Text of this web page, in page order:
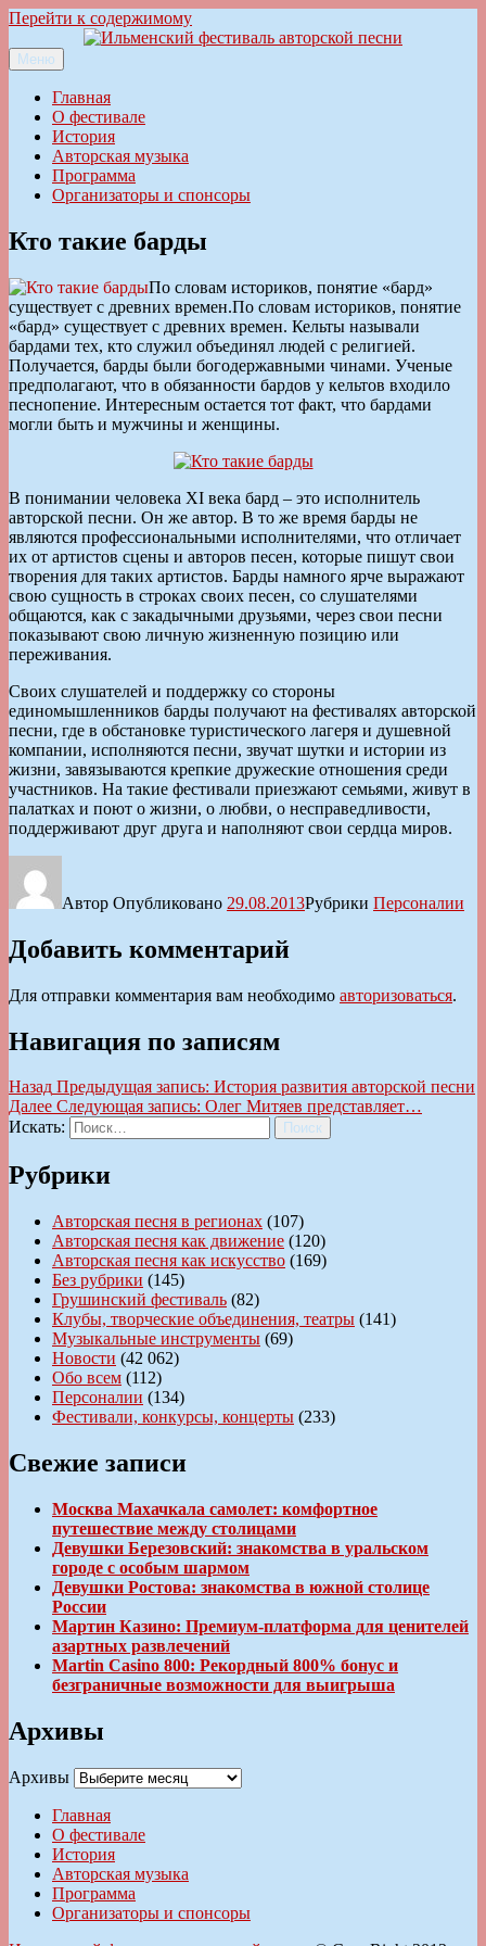
Перейти к содержимому
Ильменский фестиваль авторской песни
Меню
Главная
О фестивале
История
Авторская музыка
Программа
Организаторы и спонсоры
Кто такие барды
По словам историков, понятие «бард»
существует с древних времен.По словам историков, понятие
«бард» существует с древних времен. Кельты называли
бардами тех, кто служил объединял людей с религией.
Получается, барды были богодержавными чинами. Ученые
предполагают, что в обязанности бардов у кельтов входило
песнопение. Интересным остается тот факт, что бардами
могли быть и мужчины и женщины.
В понимании человека ХI века бард – это исполнитель
авторской песни. Он же автор. В то же время барды не
являются профессиональными исполнителями, что отличает
их от артистов сцены и авторов песен, которые пишут свои
творения для таких артистов. Барды намного ярче выражают
свою сущность в строках своих песен, со слушателями
общаются, как с закадычными друзьями, через свои песни
показывают свою личную жизненную позицию или
переживания.
Своих слушателей и поддержку со стороны
единомышленников барды получают на фестивалях авторской
песни, где в обстановке туристического лагеря и душевной
компании, исполняются песни, звучат шутки и истории из
жизни, завязываются крепкие дружеские отношения среди
участников. На такие фестивали приезжают семьями, живут в
палатках и поют о жизни, о любви, о несправедливости,
поддерживают друг друга и наполняют свои сердца миров.
Автор Опубликовано 29.08.2013Рубрики Персоналии
Добавить комментарий
Для отправки комментария вам необходимо авторизоваться.
Навигация по записям
Назад Предыдущая запись: История развития авторской песни
Далее Следующая запись: Олег Митяев представляет…
Искать:
Поиск
Рубрики
Авторская песня в регионах (107)
Авторская песня как движение (120)
Авторская песня как искусство (169)
Без рубрики (145)
Грушинский фестиваль (82)
Клубы, творческие объединения, театры (141)
Музыкальные инструменты (69)
Новости (42 062)
Обо всем (112)
Персоналии (134)
Фестивали, конкурсы, концерты (233)
Свежие записи
Москва Махачкала самолет: комфортное
путешествие между столицами
Девушки Березовский: знакомства в уральском
городе с особым шармом
Девушки Ростова: знакомства в южной столице
России
Мартин Казино: Премиум-платформа для ценителей
азартных развлечений
Martin Casino 800: Рекордный 800% бонус и
безграничные возможности для выигрыша
Архивы
Архивы
Главная
О фестивале
История
Авторская музыка
Программа
Организаторы и спонсоры